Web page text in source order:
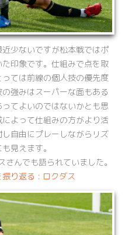
少ないですが松本戦ではポ
印象です。仕組みで点を取
ては前線の個人技の優先度
強みはスーパーな面もある
てよいのではないかとも思
よって仕組みの方がより活
自由にプレーしながらリズ
見えます。
んでも語られていました。
り返る : ロクダス